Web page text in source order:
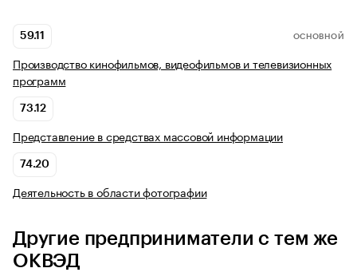
59.11 ОСНОВНОЙ
Производство кинофильмов, видеофильмов и телевизионных
программ
73.12
Представление в средствах массовой информации
74.20
Деятельность в области фотографии
Другие предприниматели с тем же
ОКВЭД